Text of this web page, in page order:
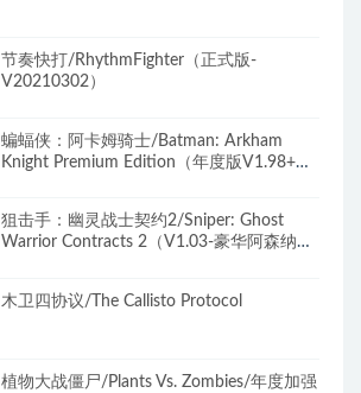
节奏快打/RhythmFighter（正式版-
V20210302）
蝙蝠侠：阿卡姆骑士/Batman: Arkham
Knight Premium Edition（年度版V1.98+全
狙击手：幽灵战士契约2/Sniper: Ghost
Warrior Contracts 2（V1.03-豪华阿森纳版
木卫四协议/The Callisto Protocol
植物大战僵尸/Plants Vs. Zombies/年度加强